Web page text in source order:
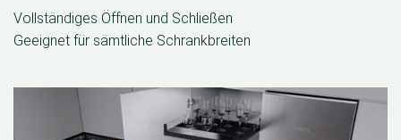
Vollständiges Öffnen und Schließen
Geeignet für sämtliche Schrankbreiten